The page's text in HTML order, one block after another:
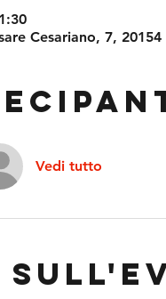
Cesariano, 7,
Vedi tutto